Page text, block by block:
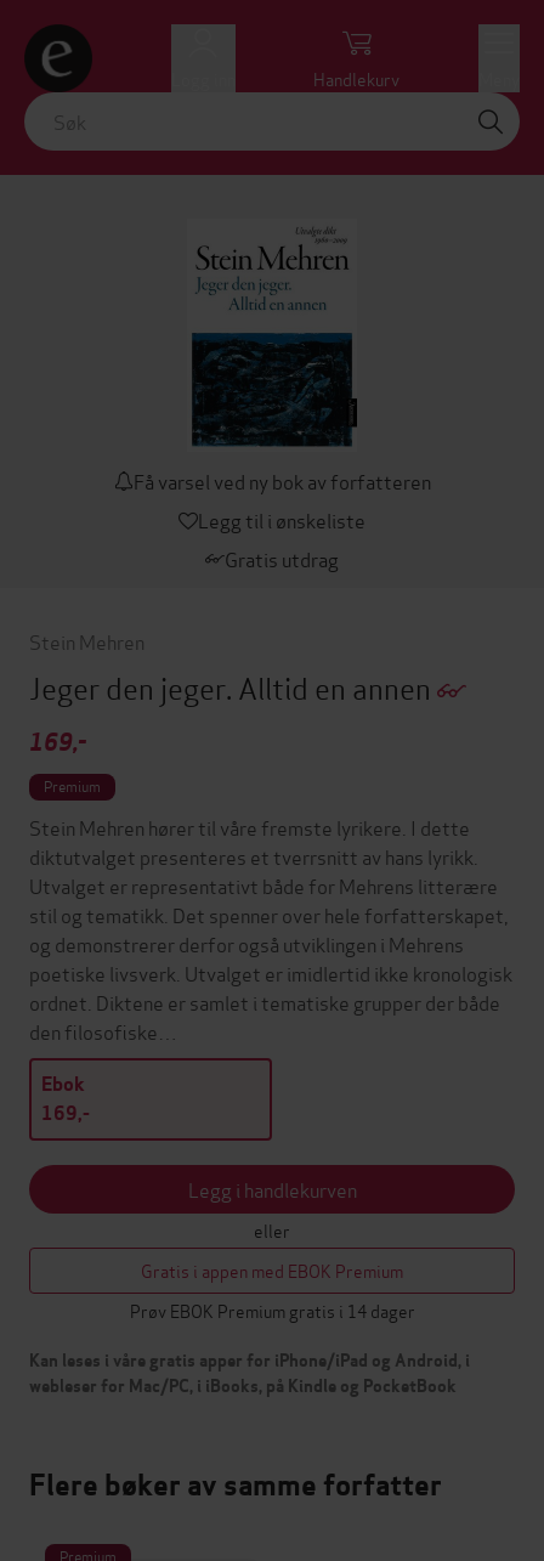
Handlekurv
Få varsel ved ny bok av forfatteren
Legg til i ønskeliste
Gratis utdrag
Stein Mehren
Jeger den jeger. Alltid en annen
169,-
Premium
Stein Mehren hører til våre fremste lyrikere. I dette
diktutvalget presenteres et tverrsnitt av hans lyrikk.
Utvalget er representativt både for Mehrens litterære
stil og tematikk. Det spenner over hele forfatterskapet,
og demonstrerer derfor også utviklingen i Mehrens
poetiske livsverk. Utvalget er imidlertid ikke kronologisk
ordnet. Diktene er samlet i tematiske grupper der både
den filosofiske…
Ebok
169,-
Legg i handlekurven
eller
Gratis i appen med EBOK Premium
Prøv EBOK Premium gratis i 14 dager
Kan leses i våre gratis apper for iPhone/iPad og Android, i
webleser for Mac/PC, i iBooks, på Kindle og PocketBook
Flere bøker av samme forfatter
Premium